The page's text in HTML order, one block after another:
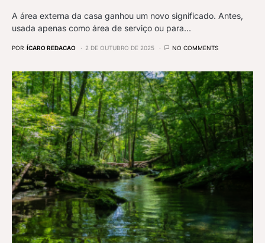
A área externa da casa ganhou um novo significado. Antes,
usada apenas como área de serviço ou para…
POR ÍCARO REDACAO 2 DE OUTUBRO DE 2025 NO COMMENTS